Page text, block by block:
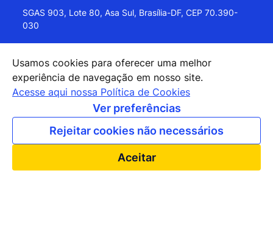
SGAS 903, Lote 80, Asa Sul, Brasília-DF, CEP 70.390-
030
+55 (61) 2027-0202
+55 (61) 2027-0203
apexbrasil@apexbrasil.com.br
Nossos escritórios pelo mundo
Usamos cookies para oferecer uma melhor
experiência de navegação em nosso site.
Acesse aqui nossa Política de Cookies
Ver preferências
Rejeitar cookies não necessários
Aceitar